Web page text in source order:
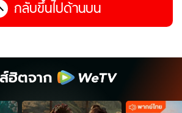
กลับขึ้นไปด้านบน
ฮิตจาก